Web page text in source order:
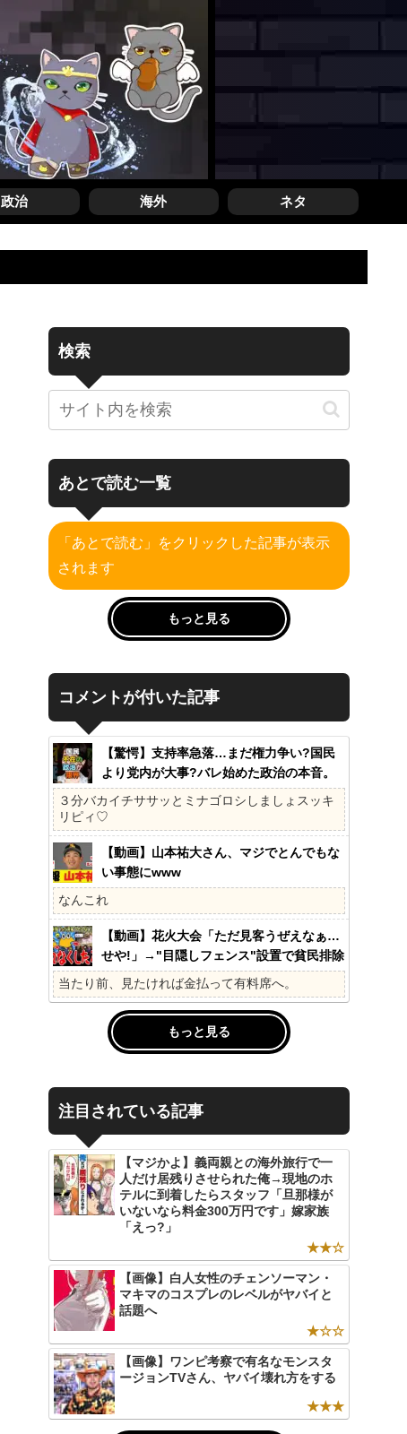
政治 海外 ネタ
検索
あとで読む一覧
「あとで読む」をクリックした記事が表示
されます
もっと見る
コメントが付いた記事
【驚愕】支持率急落…まだ権力争い?国民
より党内が大事?バレ始めた政治の本音。
41%の衝撃、その理由。選挙しか見てない
の?国民不在の政治が限界!
３分バカイチササッとミナゴロシしましょスッキ
リピィ♡
【動画】山本祐大さん、マジでとんでもな
い事態にwww
なんこれ
【動画】花火大会「ただ見客うぜえなぁ…
せや!」→"目隠しフェンス"設置で貧民排除
www
当たり前、見たければ金払って有料席へ。
もっと見る
注目されている記事
【マジかよ】義両親との海外旅行で一
人だけ居残りさせられた俺→現地のホ
テルに到着したらスタッフ「旦那様が
いないなら料金300万円です」嫁家族
「えっ?」
★★☆
【画像】白人女性のチェンソーマン・
マキマのコスプレのレベルがヤバイと
話題へ
★☆☆
【画像】ワンピ考察で有名なモンスタ
ージョンTVさん、ヤバイ壊れ方をする
★★★